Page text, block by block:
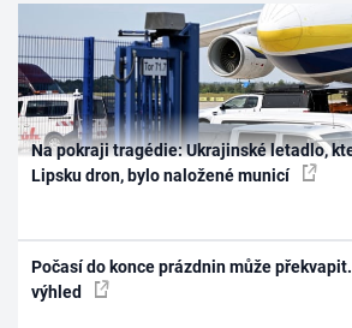
Na pokraji tragédie: Ukrajinské letadlo,
Lipsku dron, bylo naložené municí
Počasí do konce prázdnin může
výhled